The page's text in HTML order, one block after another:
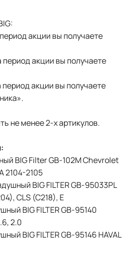
акции вы получаете
период акции вы получаете
период акции вы получаете
не менее 2-х артикулов.
BIG Filter GB-102M Chevrolet
2104-2105
BIG FILTER GB-95033PL
CLS (C218), E
BIG FILTER GB-95140
2.0
BIG FILTER GB-95146 HAVAL